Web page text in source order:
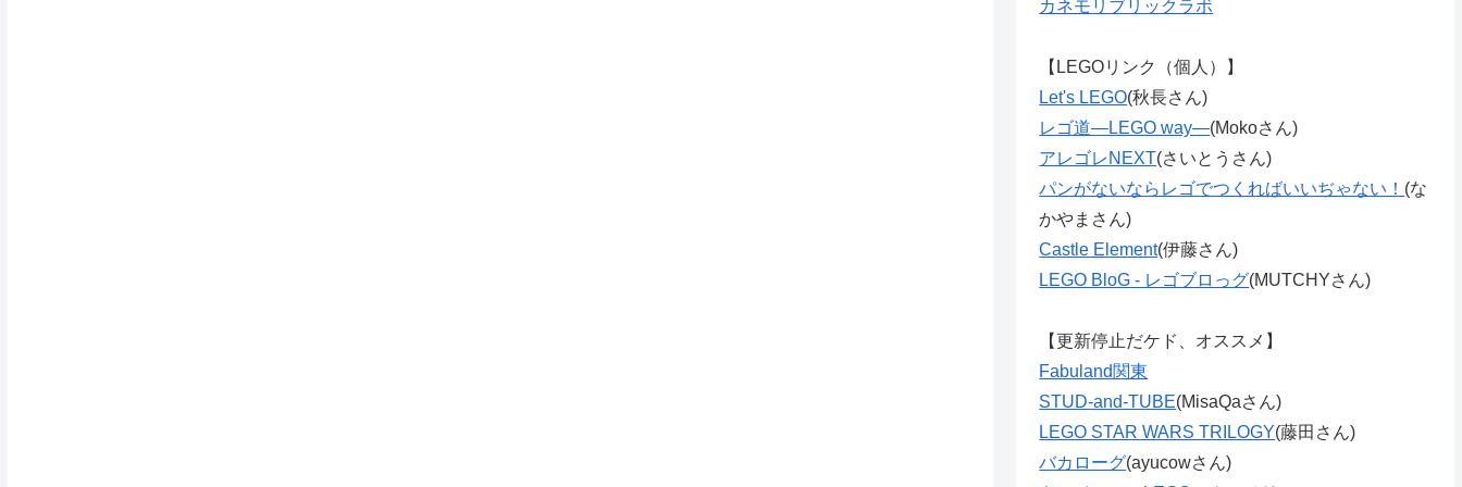
カネモリブリックラボ
【LEGOリンク（個人）】
Let's LEGO(秋長さん)
レゴ道―LEGO way―(Mokoさん)
アレゴレNEXT(さいとうさん)
パンがないならレゴでつくればいいぢゃない！ (な
かやまさん)
Castle Element(伊藤さん)
LEGO BloG - レゴブロっグ(MUTCHYさん)
【更新停止だケド、オススメ】
Fabuland関東
STUD-and-TUBE(MisaQaさん)
LEGO STAR WARS TRILOGY(藤田さん)
バカローグ(ayucowさん)